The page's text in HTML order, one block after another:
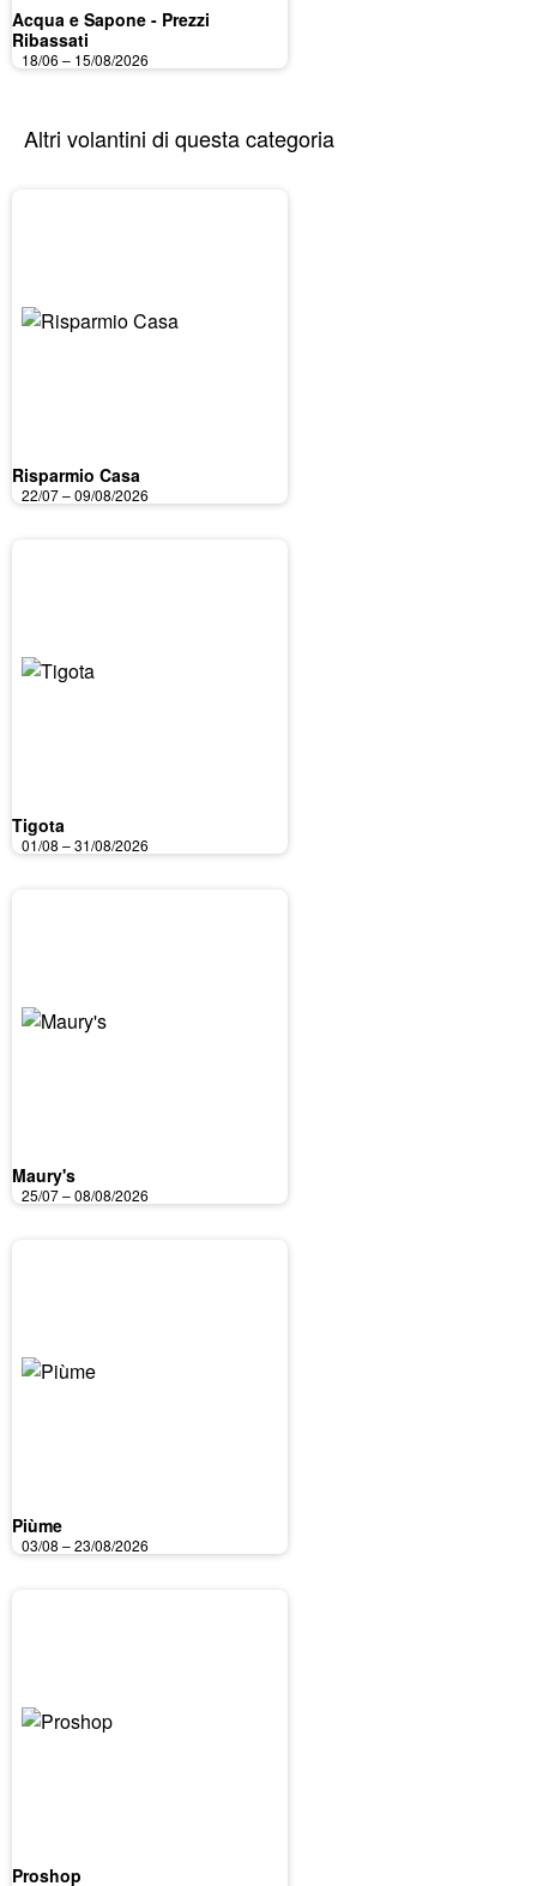
Acqua e Sapone - Prezzi
Ribassati
18/06 – 15/08/2026
Altri volantini di questa categoria
Risparmio Casa
22/07 – 09/08/2026
Tigota
01/08 – 31/08/2026
Maury's
25/07 – 08/08/2026
Piùme
03/08 – 23/08/2026
Proshop